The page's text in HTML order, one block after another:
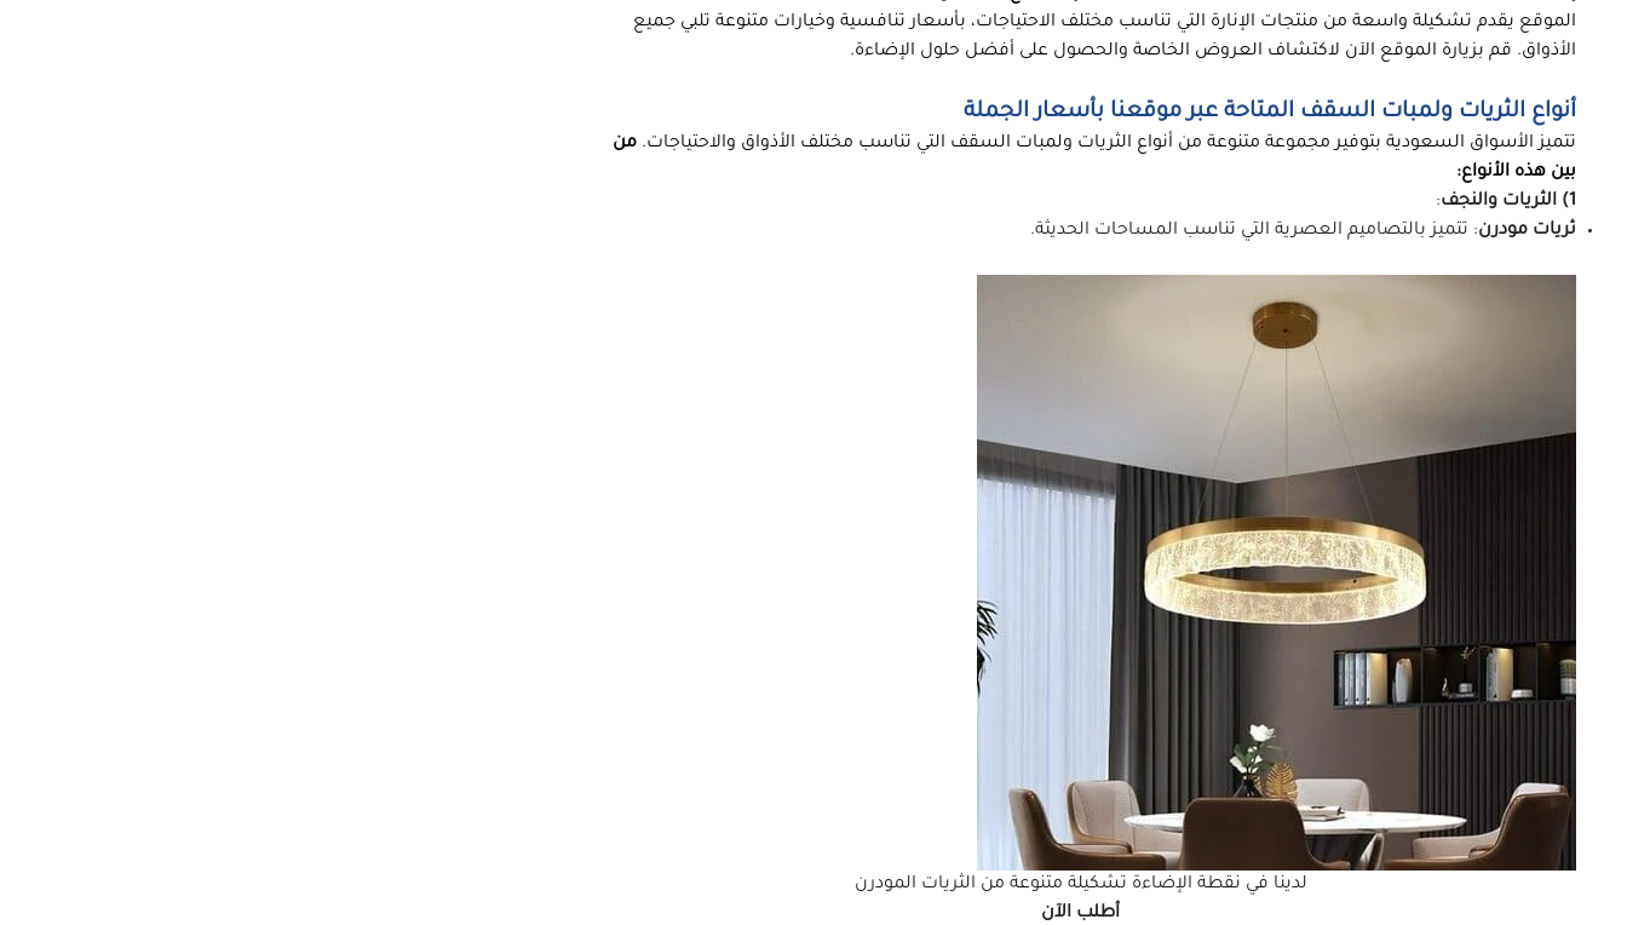
الموقع يقدم تشكيلة واسعة من منتجات الإنارة التي تناسب مختلف الاحتياجات، بأسعار تنافسية وخيارات متنوعة تلبي جميع
الأذواق. قم بزيارة الموقع الآن لاكتشاف العروض الخاصة والحصول على أفضل حلول الإضاءة.
أنواع الثريات ولمبات السقف المتاحة عبر موقعنا بأسعار الجملة
تتميز الأسواق السعودية بتوفير مجموعة متنوعة من أنواع الثريات ولمبات السقف التي تناسب مختلف الأذواق والاحتياجات. من
بين هذه الأنواع:
1) الثريات والنجف
:
ثريات مودرن: تتميز بالتصاميم العصرية التي تناسب المساحات الحديثة.
لدينا في نقطة الإضاءة تشكيلة متنوعة من الثريات المودرن
أطلب الآن